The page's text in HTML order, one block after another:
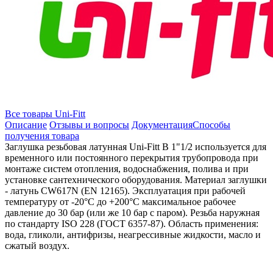
Все товары Uni-Fitt
Описание Отзывы и вопросы ДокументацияСпособы
получения товара
Заглушка резьбовая латунная Uni-Fitt В 1"1/2 используется для
временного или постоянного перекрытия трубопровода при
монтаже систем отопления, водоснабжения, полива и при
установке сантехнического оборудования. Материал заглушки
- латунь CW617N (EN 12165). Эксплуатация при рабочей
температуру от -20°C до +200°C максимальное рабочее
давление до 30 бар (или же 10 бар с паром). Резьба наружная
по стандарту ISO 228 (ГОСТ 6357-87). Область применения:
вода, гликоли, антифризы, неагрессивные жидкости, масло и
сжатый воздух.